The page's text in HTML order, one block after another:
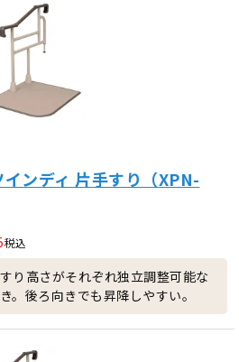
ンディ 片手すり（XPN-
税込
り高さがそれぞれ独立調整可能な
。後ろ向きでも昇降しやすい。